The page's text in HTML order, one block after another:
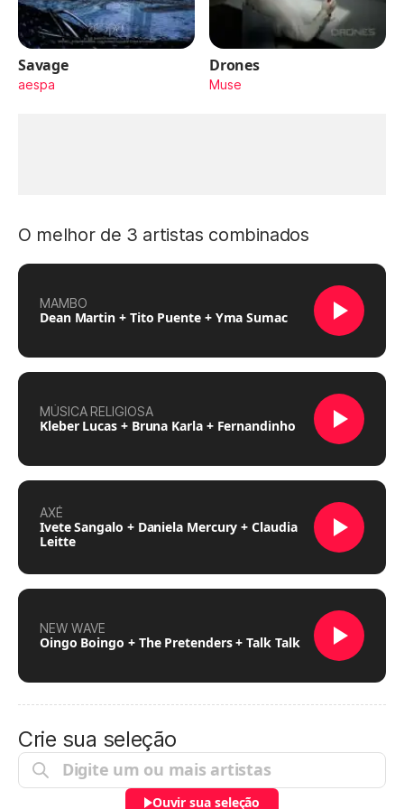
Savage
aespa
Drones
Muse
O melhor de 3 artistas combinados
MAMBO
Dean Martin + Tito Puente + Yma Sumac
MÚSICA RELIGIOSA
Kleber Lucas + Bruna Karla + Fernandinho
AXÉ
Ivete Sangalo + Daniela Mercury + Claudia
Leitte
NEW WAVE
Oingo Boingo + The Pretenders + Talk Talk
Crie sua seleção
Ouvir sua seleção